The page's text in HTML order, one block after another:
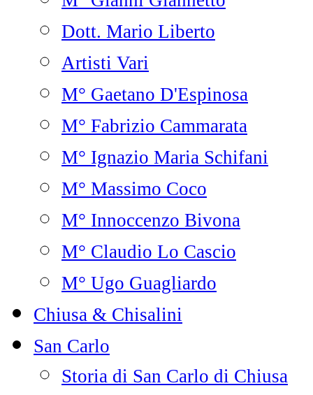
Dott. Mario Liberto
Artisti Vari
M° Gaetano D'Espinosa
M° Fabrizio Cammarata
M° Ignazio Maria Schifani
M° Massimo Coco
M° Innoccenzo Bivona
M° Claudio Lo Cascio
M° Ugo Guagliardo
Chiusa & Chisalini
San Carlo
Storia di San Carlo di Chiusa